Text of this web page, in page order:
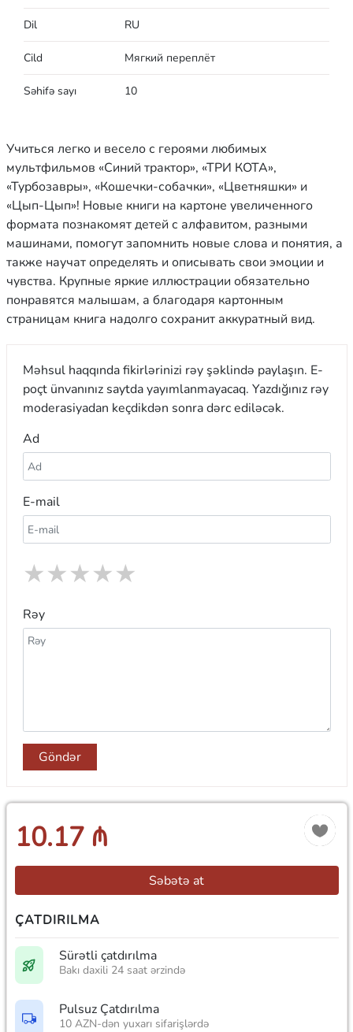
Dil RU
Cild Мягкий переплёт
Səhifə sayı 10
Учиться легко и весело с героями любимых
мультфильмов «Синий трактор», «ТРИ КОТА»,
«Турбозавры», «Кошечки-собачки», «Цветняшки» и
«Цып-Цып»! Новые книги на картоне увеличенного
формата познакомят детей с алфавитом, разными
машинами, помогут запомнить новые слова и понятия, а
также научат определять и описывать свои эмоции и
чувства. Крупные яркие иллюстрации обязательно
понравятся малышам, а благодаря картонным
страницам книга надолго сохранит аккуратный вид.
Məhsul haqqında fikirlərinizi rəy şəklində paylaşın. E-
poçt ünvanınız saytda yayımlanmayacaq. Yazdığınız rəy
moderasiyadan keçdikdən sonra dərc ediləcək.
Ad
E-mail
★
★
★
★
★
Rəy
Göndər
10.17 ₼
Səbətə at
ÇATDIRILMA
Sürətli çatdırılma
Bakı daxili 24 saat ərzində
Pulsuz Çatdırılma
10 AZN-dən yuxarı sifarişlərdə